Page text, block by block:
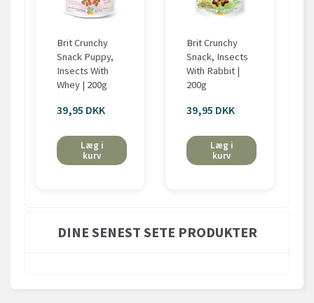
Brit Crunchy
Snack Puppy,
Insects With
Whey | 200g
39,95 DKK
Læg i
kurv
Brit Crunchy
Snack, Insects
With Rabbit |
200g
39,95 DKK
Læg i
kurv
DINE SENEST SETE PRODUKTER